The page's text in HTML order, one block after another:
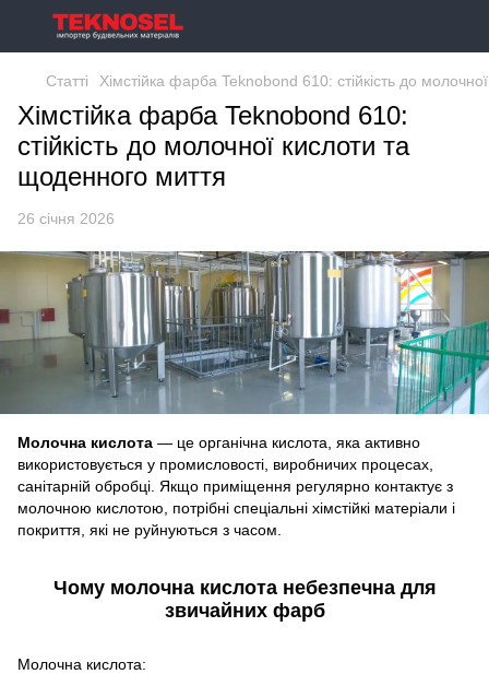
Статті Хімстійка фарба Teknobond 610: стійкість до
Хімстійка фарба Teknobond 610:
стійкість до молочної кислоти та
щоденного миття
26 січня 2026
Молочна кислота — це органічна кислота, яка активно
використовується у промисловості, виробничих процесах,
санітарній обробці. Якщо приміщення регулярно контактує з
молочною кислотою, потрібні спеціальні хімстійкі матеріали і
покриття, які не руйнуються з часом.
Чому молочна кислота небезпечна для
звичайних фарб
Молочна кислота: